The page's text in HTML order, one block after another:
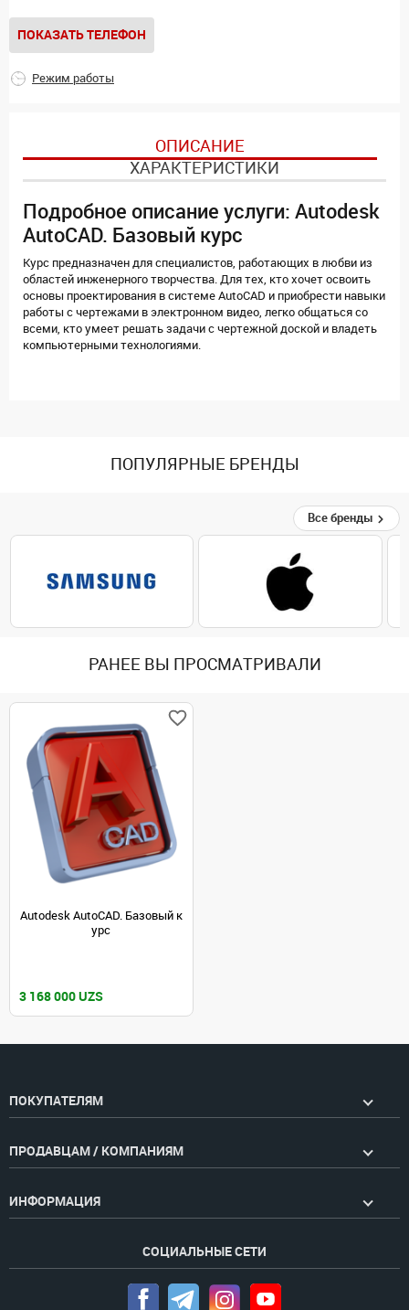
ПОКАЗАТЬ ТЕЛЕФОН
Режим работы
ОПИСАНИЕ
ХАРАКТЕРИСТИКИ
Подробное описание услуги: Autodesk
AutoCAD. Базовый курс
Курс предназначен для специалистов, работающих в любви из
областей инженерного творчества. Для тех, кто хочет освоить
основы проектирования в системе AutoCAD и приобрести навыки
работы с чертежами в электронном видео, легко общаться со
всеми, кто умеет решать задачи с чертежной доской и владеть
компьютерными технологиями.
ПОПУЛЯРНЫЕ БРЕНДЫ
Все бренды
РАНЕЕ ВЫ ПРОСМАТРИВАЛИ
Autodesk AutoCAD. Базовый к
урс
3 168 000 UZS
ПОКУПАТЕЛЯМ
ПРОДАВЦАМ / КОМПАНИЯМ
ИНФОРМАЦИЯ
СОЦИАЛЬНЫЕ СЕТИ